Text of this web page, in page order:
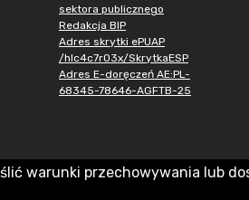
sektora publicznego
Redakcja BIP
Adres skrytki ePUAP
/hlc4c7r03x/SkrytkaESP
Adres E-doręczeń AE:PL-
68345-78646-AGFTB-25
warunki przechowywania lub